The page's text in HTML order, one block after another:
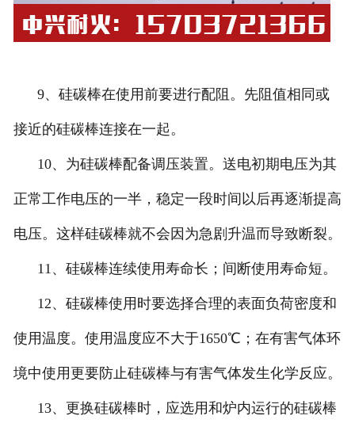
9、硅碳棒在使用前要进行配阻。先阻值相同或
接近的硅碳棒连接在一起。
10、为硅碳棒配备调压装置。送电初期电压为其
正常工作电压的一半，稳定一段时间以后再逐渐提高
电压。这样硅碳棒就不会因为急剧升温而导致断裂。
11、硅碳棒连续使用寿命长；间断使用寿命短。
12、硅碳棒使用时要选择合理的表面负荷密度和
使用温度。使用温度应不大于1650℃；在有害气体环
境中使用更要防止硅碳棒与有害气体发生化学反应。
13、更换硅碳棒时，应选用和炉内运行的硅碳棒